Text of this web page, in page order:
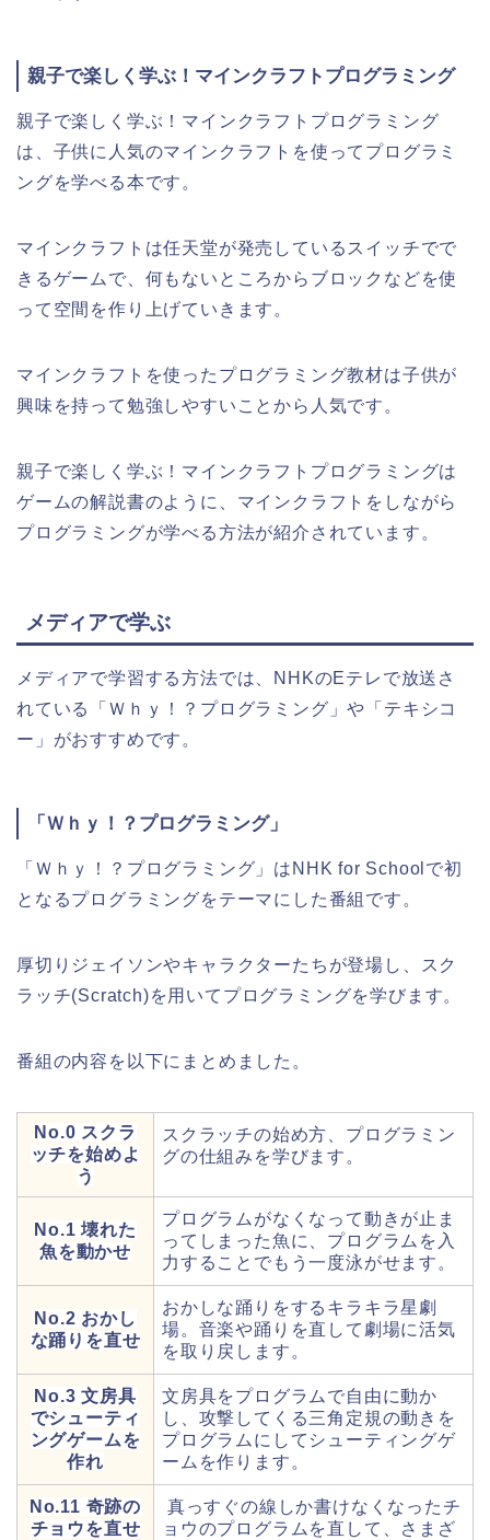
親子で楽しく学ぶ！マインクラフトプログラミング
親子で楽しく学ぶ！マインクラフトプログラミング
は、子供に人気のマインクラフトを使ってプログラミ
ングを学べる本です。
マインクラフトは任天堂が発売しているスイッチでで
きるゲームで、何もないところからブロックなどを使
って空間を作り上げていきます。
マインクラフトを使ったプログラミング教材は子供が
興味を持って勉強しやすいことから人気です。
親子で楽しく学ぶ！マインクラフトプログラミングは
ゲームの解説書のように、マインクラフトをしながら
プログラミングが学べる方法が紹介されています。
メディアで学ぶ
メディアで学習する方法では、NHKのEテレで放送さ
れている「Ｗｈｙ！？プログラミング」や「テキシコ
ー」がおすすめです。
「Ｗｈｙ！？プログラミング」
「Ｗｈｙ！？プログラミング」はNHK for Schoolで初
となるプログラミングをテーマにした番組です。
厚切りジェイソンやキャラクターたちが登場し、スク
ラッチ(Scratch)を用いてプログラミングを学びます。
番組の内容を以下にまとめました。
No.0 スクラ
ッチを始めよ
う
スクラッチの始め方、プログラミン
グの仕組みを学びます。
No.1 壊れた
魚を動かせ
プログラムがなくなって動きが止ま
ってしまった魚に、プログラムを入
力することでもう一度泳がせます。
No.2 おかし
な踊りを直せ
おかしな踊りをするキラキラ星劇
場。音楽や踊りを直して劇場に活気
を取り戻します。
No.3 文房具
でシューティ
ングゲームを
作れ
文房具をプログラムで自由に動か
し、攻撃してくる三角定規の動きを
プログラムにしてシューティングゲ
ームを作ります。
No.11 奇跡の
チョウを直せ
真っすぐの線しか書けなくなったチ
ョウのプログラムを直して、さまざ